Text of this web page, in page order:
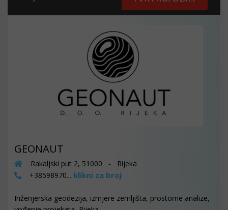
GEONAUT
Rakaljski put 2, 51000 - Rijeka
+38598970... klikni za broj
Inženjerska geodezija, izmjere zemljišta, prostorne analize,